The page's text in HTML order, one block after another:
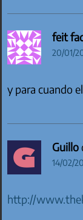
feit
20/01/
y para cuando
Guillo
14/02/
http://